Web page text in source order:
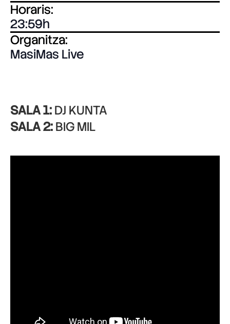
Horaris:
23:59
Organitza:
MasiMas Live
SALA 1:DJ KUNTA
SALA 2:BIG MIL